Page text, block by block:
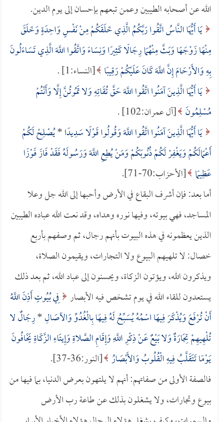
الله عن أصحابه الطيبين وعمن تبعهم بإحسان إلى يوم الدين.
يَا أَيُّهَا النَّاسُ اتَّقُوا رَبَّكُمُ الَّذِي خَلَقَكُمْ مِنْ نَفْسٍ وَاحِدَةٍ وَخَلَقَ
مِنْهَا زَوْجَهَا وَبَثَّ مِنْهُمَا رِجَالًا كَثِيرًا وَنِسَاءً وَاتَّقُوا اللَّهَ الَّذِي تَسَاءَلُونَ
بِهِ وَالأَرْحَامَ إِنَّ اللَّهَ كَانَ عَلَيْكُمْ رَقِيبًا [النساء:1] .
يَا أَيُّهَا الَّذِينَ آمَنُوا اتَّقُوا اللَّهَ حَقَّ تُقَاتِهِ وَلا تَمُوتُنَّ إِلَّا وَأَنْتُمْ
مُسْلِمُونَ [آل عمران:102] .
يَا أَيُّهَا الَّذِينَ آمَنُوا اتَّقُوا اللَّهَ وَقُولُوا قَوْلًا سَدِيدًا*يُصْلِحْ لَكُمْ
أَعْمَالَكُمْ وَيَغْفِرْ لَكُمْ ذُنُوبَكُمْ وَمَنْ يُطِعِ اللَّهَ وَرَسُولَهُ فَقَدْ فَازَ فَوْزًا
عَظِيمًا [الأحزاب:70-71].
أما بعد: فإن أشرف البقاع في الأرض وأحبها إلى الله جل وعلا
المساجد، فهي بيوته، وفيها نوره وهداه، وقد نعت الله عباده الطيبين
الذين يعظمونه في هذه البيوت بأنهم رجال، ثم وصفهم بأربع
خصال: لا تلهيهم البيوع ولا التجارات، ويقيمون الصلاة،
ويذكرون الله، ويؤتون الزكاة، ويحسنون إلى عباد الله، ثم بعد ذلك
يستعدون للقاء الله في يوم تشخص فيه الأبصار فِي بُيُوتٍ أَذِنَ اللَّهُ
أَنْ تُرْفَعَ وَيُذْكَرَ فِيهَا اسْمُهُ يُسَبِّحُ لَهُ فِيهَا بِالْغُدُوِّ وَالآصَالِ*رِجَالٌ لا
تُلْهِيهِمْ تِجَارَةٌ وَلا بَيْعٌ عَنْ ذِكْرِ اللَّهِ وَإِقَامِ الصَّلاةِ وَإِيتَاءِ الزَّكَاةِ يَخَافُونَ
يَوْمًا تَتَقَلَّبُ فِيهِ الْقُلُوبُ وَالأَبْصَارُ [النور:36-37].
فالصفة الأولى من صفاتهم: أنهم لا يلتهون بعرض الدنيا، بما فيها من
بيوع وتجارات، ولا يشغلون بذلك عن طاعة رب الأرض